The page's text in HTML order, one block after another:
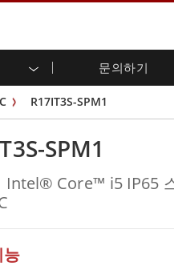
문의하기
및 HMI
Touch)
항막 터치)
설계
국방부
디펜스
국방 패널
디펜스
지상 관
제품
업
해양
재생
인증／
R17IT3S-SPM1
SPM1
Intel® Core™ i5 IP65
능